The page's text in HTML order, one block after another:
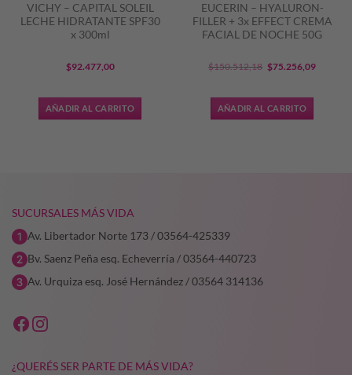
VICHY – CAPITAL SOLEIL
LECHE HIDRATANTE SPF30
x 300ml
$92.477,00
AÑADIR AL CARRITO
EUCERIN – HYALURON-
FILLER + 3x EFFECT CREMA
FACIAL DE NOCHE 50G
$150.512,18 El
original
era:
$75.256,09El
AÑADIR AL CARRITO
SUCURSALES MÁS VIDA
Av. Libertador Norte 173 / 03564-425339
Bv. Saenz Peña esq. Echeverría / 03564-440723
Av. Urquiza esq. José Hernández / 03564 314136
¿QUERÉS SER PARTE DE MÁS VIDA?